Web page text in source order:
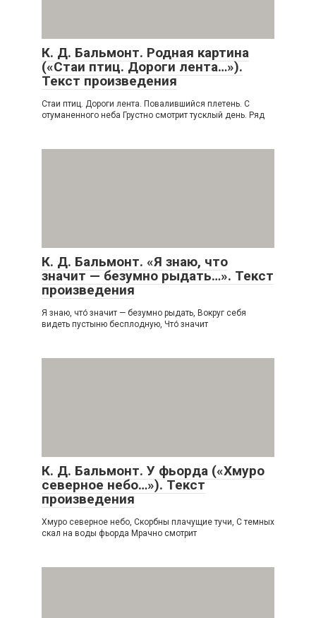
К. Д. Бальмонт. Родная картина
(«Стаи птиц. Дороги лента…»).
Текст произведения
Стаи птиц. Дороги лента. Повалившийся плетень. С
отуманенного неба Грустно смотрит тусклый день. Ряд
К. Д. Бальмонт. «Я знаю, что
значит — безумно рыдать…». Текст
произведения
Я знаю, что́ значит — безумно рыдать, Вокруг себя
видеть пустыню бесплодную, Что́ значит
К. Д. Бальмонт. У фьорда («Хмуро
северное небо…»). Текст
произведения
Хмуро северное небо, Скорбны плачущие тучи, С темных
скал на воды фьорда Мрачно смотрит